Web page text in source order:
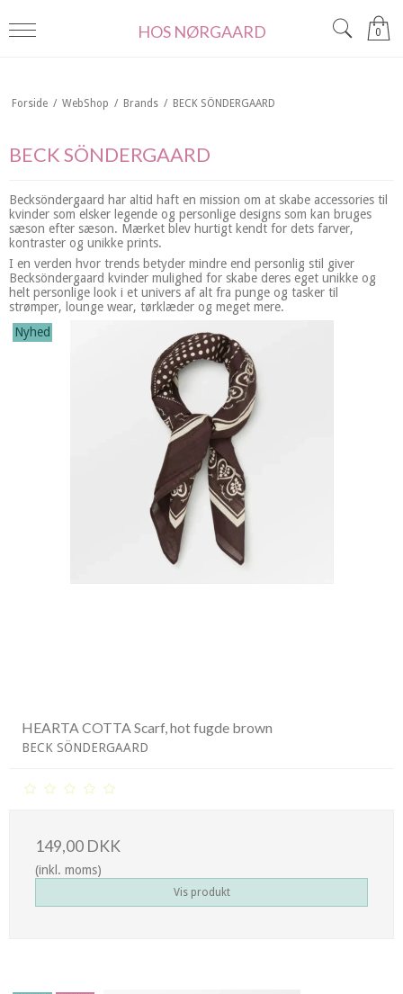
HOS NØRGAARD 0
Forside / WebShop / Brands / BECK SÖNDERGAARD
BECK SÖNDERGAARD
Becksöndergaard har altid haft en mission om at skabe accessories til
kvinder som elsker legende og personlige designs som kan bruges
sæson efter sæson. Mærket blev hurtigt kendt for dets farver,
kontraster og unikke prints.
I en verden hvor trends betyder mindre end personlig stil giver
Becksöndergaard kvinder mulighed for skabe deres eget unikke og
helt personlige look i et univers af alt fra punge og tasker til
strømper, lounge wear, tørklæder og meget mere.
Nyhed
HEARTA COTTA Scarf, hot fugde brown
BECK SÖNDERGAARD
149,00 DKK
(inkl. moms)
Vis produkt